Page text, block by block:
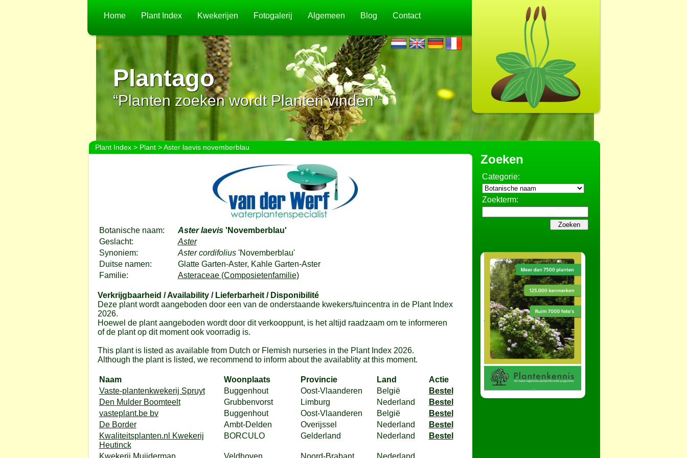
Home Plant Index Kwekerijen Fotogalerij Algemeen Blog Contact
Plantago
“Planten zoeken wordt Planten vinden”
Plant Index> Plant> Aster laevis novemberblau
Botanische naam: Aster laevis'Novemberblau'
Geslacht:
Aster
Synoniem:
Aster cordifolius 'Novemberblau'
Duitse namen:
Glatte Garten-Aster, Kahle Garten-Aster
Familie:
Asteraceae (Composietenfamilie)
Verkrijgbaarheid / Availability / Lieferbarheit / Disponibilité
Deze plant wordt aangeboden door een van de onderstaande kwekers/tuincentra in de Plant Index
2026.
Hoewel de plant aangeboden wordt door dit verkooppunt, is het altijd raadzaam om te informeren
of de plant op dit moment ook voorradig is.
This plant is listed as available from Dutch or Flemish nurseries in the Plant Index 2026.
Although the plant is listed, we recommend to inform about the availablity at this moment.
Naam Woonplaats Provincie Land
Actie
Vaste-plantenkwekerij Spruyt
Buggenhout Oost-Vlaanderen België
Bestel
Den Mulder Boomteelt
Grubbenvorst Limburg Nederland
Bestel
vasteplant.be bv
Buggenhout Oost-Vlaanderen België
Bestel
De Border
Ambt-Delden Overijssel Nederland
Bestel
Kwaliteitsplanten.nl Kwekerij
Heutinck
BORCULO Gelderland Nederland Bestel
Kwekerij Muijderman Veldhoven Noord-Brabant Nederland
Zoeken
Categorie:
Zoekterm: